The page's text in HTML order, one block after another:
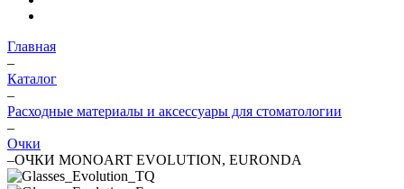
Главная
–
Каталог
–
Расходные материалы и аксессуары для стоматологии
–
Очки
–ОЧКИ MONOART EVOLUTION, EURONDA